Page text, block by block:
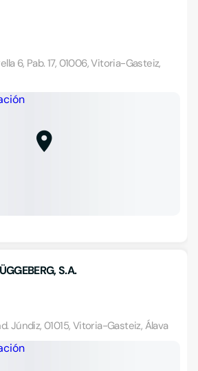
6, Pab. 17, 01006, Vitoria-Gasteiz,
S.A.
Júndiz, 01015, Vitoria-Gasteiz, Álava